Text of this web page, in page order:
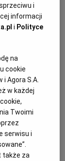
zmiana
Przed
91 ust. 2a,
Biuletynie
85%
jako jedyne
i
informacji
i Polityce
na
cookie
i Agora S.A.
w każdej
Twoimi
serwisu i
także za